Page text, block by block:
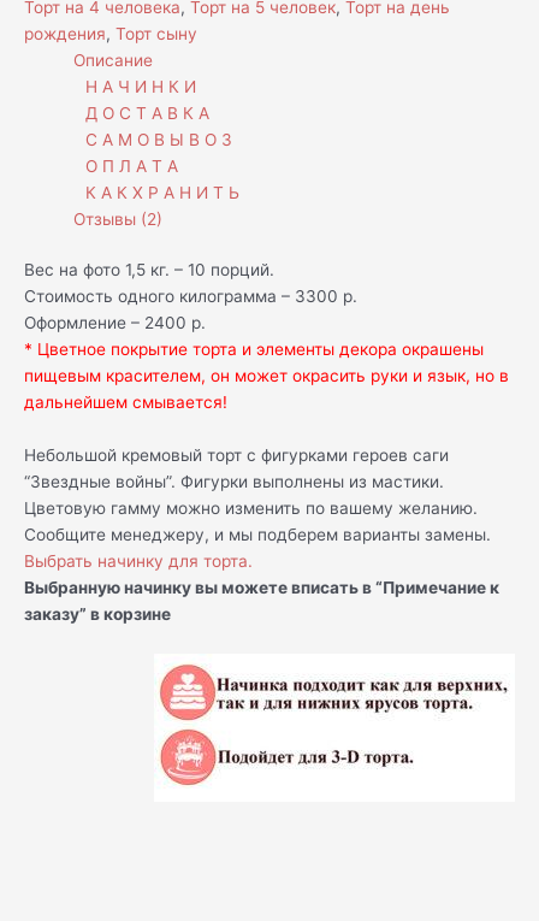
Торт на 4 человека, Торт на 5 человек, Торт на день
рождения, Торт сыну
Описание
Н А Ч И Н К И
Д О С Т А В К А
С А М О В Ы В О З
О П Л А Т А
К А К Х Р А Н И Т Ь
Отзывы (2)
Вес на фото 1,5 кг. – 10 порций.
Стоимость одного килограмма – 3300 р.
Оформление – 2400 р.
* Цветное покрытие торта и элементы декора окрашены
пищевым красителем, он может окрасить руки и язык, но в
дальнейшем смывается!
Небольшой кремовый торт с фигурками героев саги
“Звездные войны”. Фигурки выполнены из мастики.
Цветовую гамму можно изменить по вашему желанию.
Сообщите менеджеру, и мы подберем варианты замены.
Выбрать начинку для торта.
Выбранную начинку вы можете вписать в “Примечание к
заказу” в корзине